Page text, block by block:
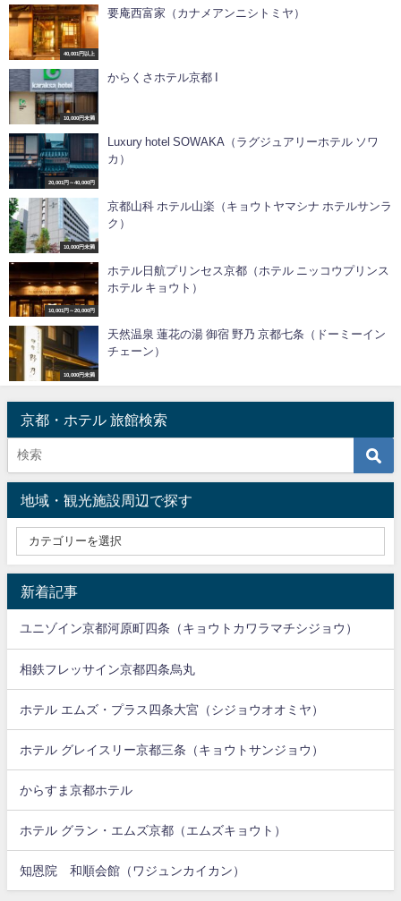
40,001円以上
要庵西富家（カナメアンニシトミヤ）
10,000円未満
からくさホテル京都 I
20,001円～40,000円
Luxury hotel SOWAKA（ラグジュアリーホテル ソワ
カ）
10,000円未満
京都山科 ホテル山楽（キョウトヤマシナ ホテルサンラ
ク）
10,001円～20,000円
ホテル日航プリンセス京都（ホテル ニッコウプリンス
ホテル キョウト）
10,000円未満
天然温泉 蓮花の湯 御宿 野乃 京都七条（ドーミーイン
チェーン）
京都・ホテル 旅館検索
地域・観光施設周辺で探す
新着記事
ユニゾイン京都河原町四条（キョウトカワラマチシジョウ）
相鉄フレッサイン京都四条烏丸
ホテル エムズ・プラス四条大宮（シジョウオオミヤ）
ホテル グレイスリー京都三条（キョウトサンジョウ）
からすま京都ホテル
ホテル グラン・エムズ京都（エムズキョウト）
知恩院 和順会館（ワジュンカイカン）